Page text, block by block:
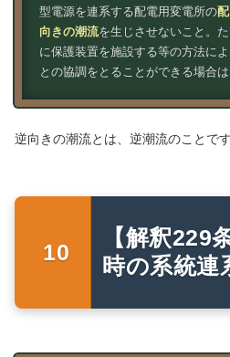
型電源を連系する配電用変電所の
向きの潮流を生じさせないこと。
に保護装置を施設する等の方法に
との協調をとることができる場合
逆向きの潮流とは、逆潮流のことです
【解釈229
時の系統連